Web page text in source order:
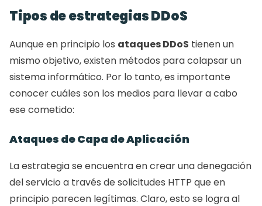
Tipos de estrategias DDoS
Aunque en principio los ataques DDoS tienen un
mismo objetivo, existen métodos para colapsar un
sistema informático. Por lo tanto, es importante
conocer cuáles son los medios para llevar a cabo
ese cometido:
Ataques de Capa de Aplicación
La estrategia se encuentra en crear una denegación
del servicio a través de solicitudes HTTP que en
principio parecen legítimas. Claro, esto se logra al